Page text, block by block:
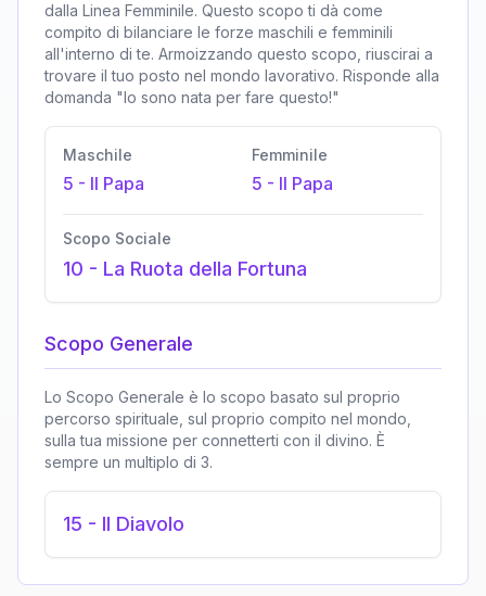
dalla Linea Femminile. Questo scopo ti dà come
compito di bilanciare le forze maschili e femminili
all'interno di te. Armoizzando questo scopo, riuscirai a
trovare il tuo posto nel mondo lavorativo. Risponde alla
domanda "Io sono nata per fare questo!"
Maschile
5 - Il Papa
Femminile
5 - Il Papa
Scopo Sociale
10 - La Ruota della Fortuna
Scopo Generale
Lo Scopo Generale è lo scopo basato sul proprio
percorso spirituale, sul proprio compito nel mondo,
sulla tua missione per connetterti con il divino. È
sempre un multiplo di 3.
15 - Il Diavolo